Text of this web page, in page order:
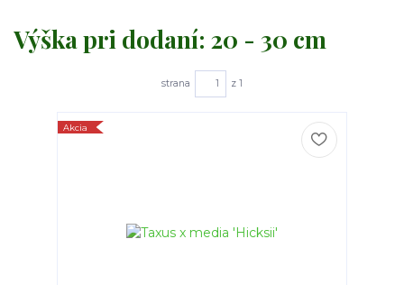
Výška pri dodaní: 20 - 30 cm
strana z 1
Akcia